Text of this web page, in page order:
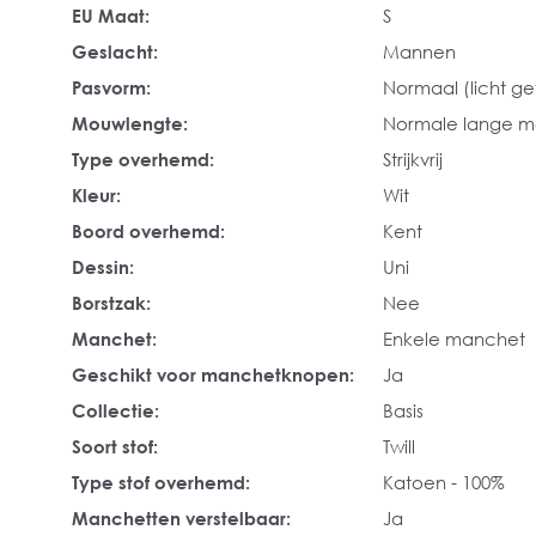
EU Maat:
S
Geslacht:
Mannen
Pasvorm:
Normaal (licht
Mouwlengte:
Normale lange
Type overhemd:
Strijkvrij
Kleur:
Wit
Boord overhemd:
Kent
Dessin:
Uni
Borstzak:
Nee
Manchet:
Enkele manchet
Geschikt voor manchetknopen:
Ja
Collectie:
Basis
Soort stof:
Twill
Type stof overhemd:
Katoen - 100%
Manchetten verstelbaar:
Ja